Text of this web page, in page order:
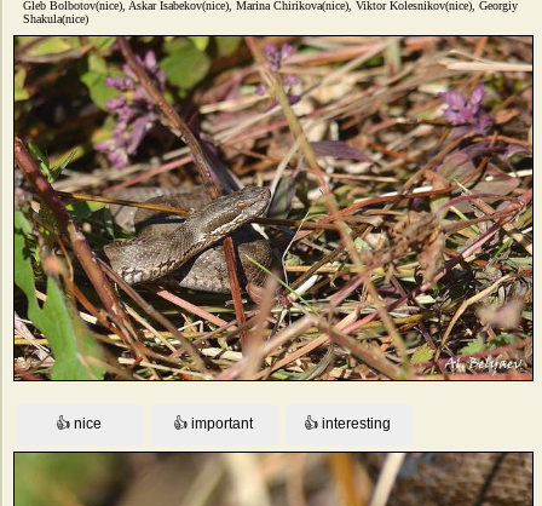
Gleb Bolbotov(nice), Askar Isabekov(nice), Marina Chirikova(nice), Viktor Kolesnikov(nice), Georgiy
Shakula(nice)